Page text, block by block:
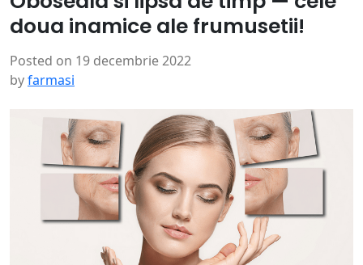
doua inamice ale frumusetii!
Posted on 19 decembrie 2022
byfarmasi